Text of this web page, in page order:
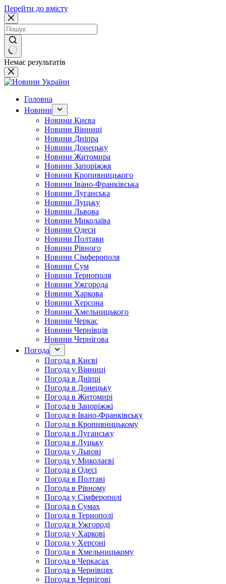
Перейти до вмісту
Немає результатів
Головна
Новини
Новини Києва
Новини Вінниці
Новини Дніпра
Новини Донецьку
Новини Житомира
Новини Запоріжжя
Новини Кропивницького
Новини Івано-Франківська
Новини Луганська
Новини Луцьку
Новини Львова
Новини Миколаїва
Новини Одеси
Новини Полтави
Новини Рівного
Новини Сімферополя
Новини Сум
Новини Тернополя
Новини Ужгорода
Новини Харкова
Новини Херсона
Новини Хмельницького
Новини Черкас
Новини Чернівців
Новини Чернігова
Погода
Погода в Києві
Погода у Вінниці
Погода в Дніпрі
Погода в Донецьку
Погода в Житомирі
Погода в Запоріжжі
Погода в Івано-Франківську
Погода в Кропивницькому
Погода в Луганську
Погода в Луцьку
Погода у Львові
Погода у Миколаєві
Погода в Одесі
Погода в Полтаві
Погода в Рівному
Погода у Сімферополі
Погода в Сумах
Погода в Тернополі
Погода в Ужгороді
Погода у Харкові
Погода у Херсоні
Погода в Хмельницькому
Погода в Черкасах
Погода в Чернівцях
Погода в Чернігові